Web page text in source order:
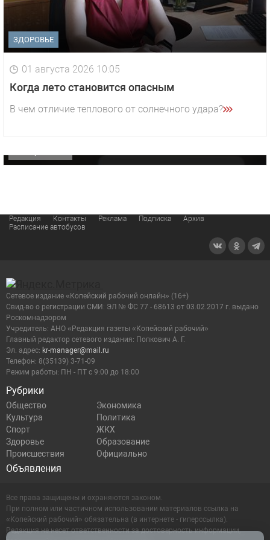
ЗДОРОВЬЕ
01 августа 2026 10:05
Когда лето становится опасным
В чем отличие теплового от солнечного удара?
«Звезда» Метрана стала главным героем нового
Редакция Контакты Реклама Подписка
Архив
Расписание автобусов
Рубрики
Общество
Экономика
Культура
Политика
Спорт
ЖКХ
Здоровье
Образование
Происшествия
Официально
Объявления
Сетевое издание «Копейский рабочий онлайн» (16+)
Cвид-во о регистрации СМИ: ЭЛ № ФС 77 - 68613 от 03.02.2017 г. выдано
Роскомнадзором
Учредитель: АНО «Редакция газеты «Копейский рабочий»
Главный редактор сетевого издания: Попкович А. Г.
Эл. адрес: kr-manager@mail.ru
Телефон: 8(35139) 3-71-09
Режим работы: ПН - ПТ с 9:00 до 18:00
Все права защищены и охраняются законом.
При полном или частичном использовании материалов ссылка на
«Копейский рабочий» обязательна (в интернете - гиперссылка).
Редакция не несет ответственности за достоверность информации,